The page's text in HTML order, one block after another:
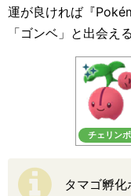
運が良ければ『
「ゴンベ」と出会え
チェリンボ
タマゴ孵